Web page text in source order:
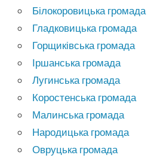
Білокоровицька громада
Гладковицька громада
Горщиківська громада
Іршанська громада
Лугинська громада
Коростенська громада
Малинська громада
Народицька громада
Овруцька громада